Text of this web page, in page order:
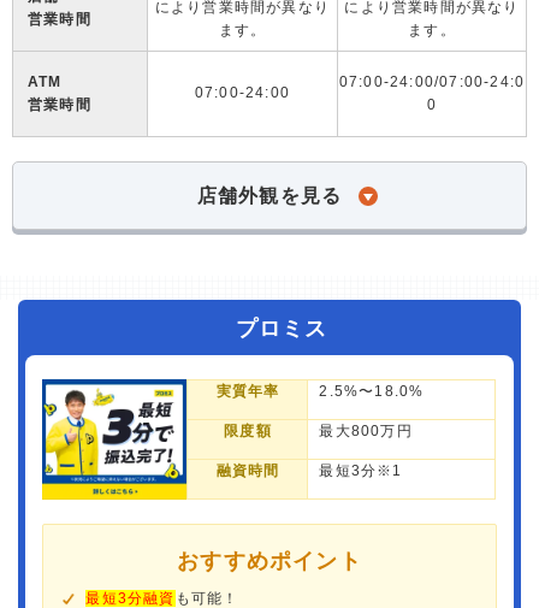
営業時間
により営業時間が異なり
ます。
により営業時間が異なり
ます。
ATM
営業時間
07:00-24:00
07:00-24:00/07:00-24:0
0
店舗外観を見る
プロミス
実質年率 2.5%〜18.0%
限度額 最大800万円
融資時間 最短3分※1
おすすめポイント
最短3分融資 も可能！